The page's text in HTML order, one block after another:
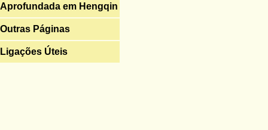
Aprofundada em Hengqin
Outras Páginas
Ligações Úteis